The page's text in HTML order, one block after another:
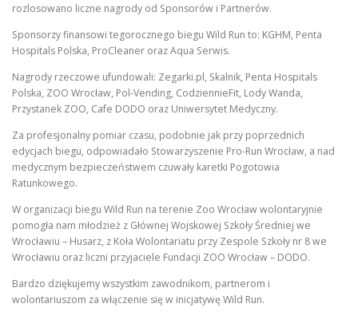
rozlosowano liczne nagrody od Sponsorów i Partnerów.
Sponsorzy finansowi tegorocznego biegu Wild Run to: KGHM, Penta
Hospitals Polska, ProCleaner oraz Aqua Serwis.
Nagrody rzeczowe ufundowali: Zegarki.pl, Skalnik, Penta Hospitals
Polska, ZOO Wrocław, Pol-Vending, CodziennieFit, Lody Wanda,
Przystanek ZOO, Cafe DODO oraz Uniwersytet Medyczny.
Za profesjonalny pomiar czasu, podobnie jak przy poprzednich
edycjach biegu, odpowiadało Stowarzyszenie Pro-Run Wrocław, a nad
medycznym bezpieczeństwem czuwały karetki Pogotowia
Ratunkowego.
W organizacji biegu Wild Run na terenie Zoo Wrocław wolontaryjnie
pomogła nam młodzież z Głównej Wojskowej Szkoły Średniej we
Wrocławiu – Husarz, z Koła Wolontariatu przy Zespole Szkoły nr 8 we
Wrocławiu oraz liczni przyjaciele Fundacji ZOO Wrocław – DODO.
Bardzo dziękujemy wszystkim zawodnikom, partnerom i
wolontariuszom za włączenie się w inicjatywę Wild Run.